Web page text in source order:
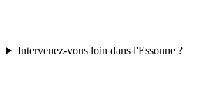
Intervenez-vous loin dans l'Essonne ?